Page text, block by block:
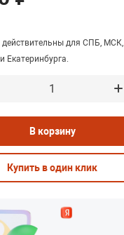
действительны для СПБ, МСК,
Екатеринбурга.
В корзину
Купить в один клик